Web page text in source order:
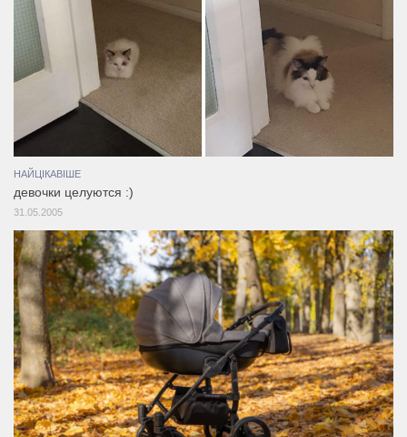
НАЙЦІКАВІШЕ
девочки целуются :)
31.05.2005